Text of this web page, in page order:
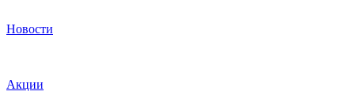
Новости
Акции